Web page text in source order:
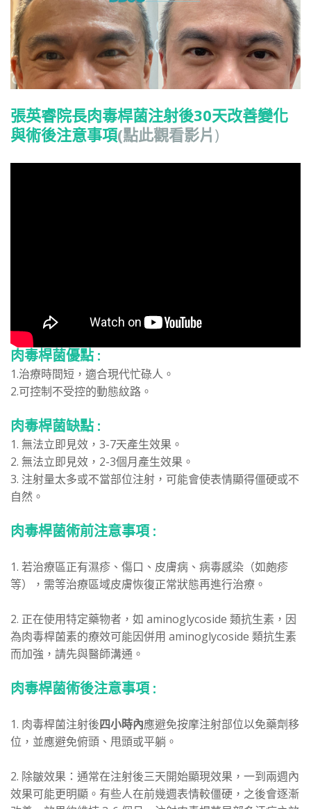
張英睿院長肉毒桿菌注射後30天改善變化
與術後注意事項(點此觀看影片)
肉毒桿菌優點 :
1.治療時間短，適合現代忙碌人。
2.可控制不受控的動態紋路。
肉毒桿菌缺點 :
1. 無法立即見效，3-7天產生效果。
2. 無法立即見效，2-3個月產生效果。
3. 注射量太多或不當部位注射，可能會使表情顯得僵硬或不
自然。
肉毒桿菌術前注意事項 :
1. 若治療區正有濕疹、傷口、皮膚病、病毒感染（如皰疹
等），需等治療區域皮膚恢復正常狀態再進行治療。
2. 正在使用特定藥物者，如 aminoglycoside 類抗生素，因
為肉毒桿菌素的療效可能因併用 aminoglycoside 類抗生素
而加強，請先與醫師溝通。
肉毒桿菌術後注意事項 :
1. 肉毒桿菌注射後四小時內應避免按摩注射部位以免藥劑移
位，並應避免俯頭、甩頭或平躺。
2. 除皺效果：通常在注射後三天開始顯現效果，一到兩週內
效果可能更明顯。有些人在前幾週表情較僵硬，之後會逐漸